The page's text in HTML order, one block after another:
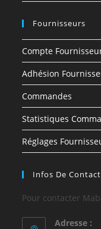
Fournisseurs
Compte
Adhésion
Commandes
Statistiques
Réglages
Infos De Contact
Pour contacter
Adresse :